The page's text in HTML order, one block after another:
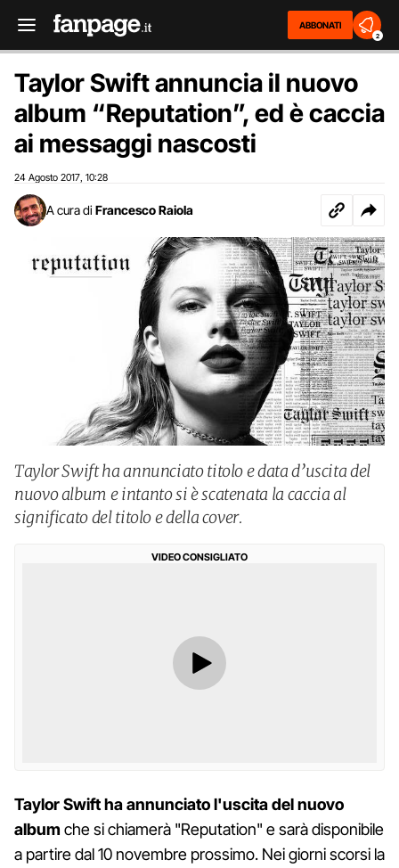
ABBONATI
2
Taylor Swift annuncia il nuovo
album “Reputation”, ed è caccia
ai messaggi nascosti
24 Agosto 2017 10:28
A cura di Francesco Raiola
Taylor Swift ha annunciato titolo e data d’uscita del
nuovo album e intanto si è scatenata la caccia al
significato del titolo e della cover.
VIDEO CONSIGLIATO
Taylor Swift ha annunciato l'uscita del nuovo
album che si chiamerà "Reputation" e sarà disponibile
a partire dal 10 novembre prossimo. Nei giorni scorsi la